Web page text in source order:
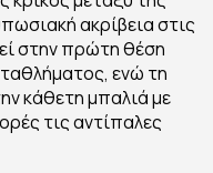
ακρίβεια στις
στην πρώτη θέση
ενώ τη
κάθετη μπαλιά με
τις αντίπαλες